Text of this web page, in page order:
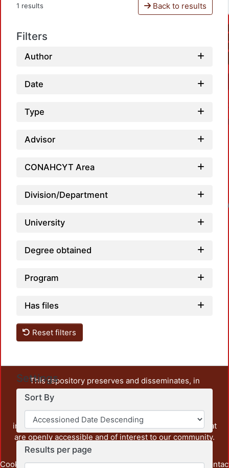
1 results Back to results
Filters
Author
Date
Type
Advisor
CONAHCYT Area
Division/Department
University
Degree obtained
Program
Has files
Reset filters
Settings
Sort By
Results per page
This repository preserves and disseminates, in
unrestricted open access, the teaching and research
output of UAM Azcapotzalco. It also includes some
administrative and graphic documents from the
institution, as well as content from other institutions that
are openly accessible and of interest to our community.
Cookie Privacy End User Send